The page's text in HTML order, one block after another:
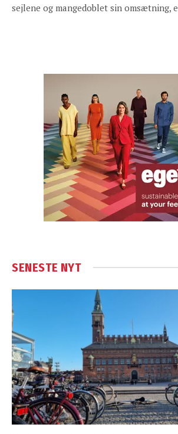
sejlene og mangedoblet sin omsætning,
SENESTE NYT